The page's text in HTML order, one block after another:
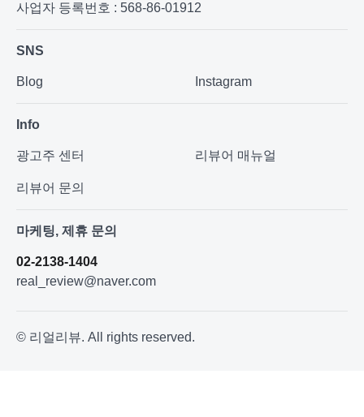
사업자 등록번호 : 568-86-01912
SNS
Blog Instagram
Info
광고주 센터 리뷰어 매뉴얼
리뷰어 문의
마케팅, 제휴 문의
02-2138-1404
real_review@naver.com
© 리얼리뷰. All rights reserved.